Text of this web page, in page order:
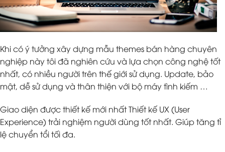
Khi có ý tưởng xây dựng mẫu themes bán hàng chuyên
nghiệp này tôi đã nghiên cứu và lựa chọn công nghệ tốt
nhất, có nhiều người trên thế giới sử dụng. Update, bảo
mật, dễ sử dụng và thân thiện với bộ máy tình kiếm …
Giao diện được thiết kế mới nhất Thiết kế UX (User
Experience) trải nghiệm người dùng tốt nhất. Giúp tăng tỉ
lệ chuyển tổi tối đa.